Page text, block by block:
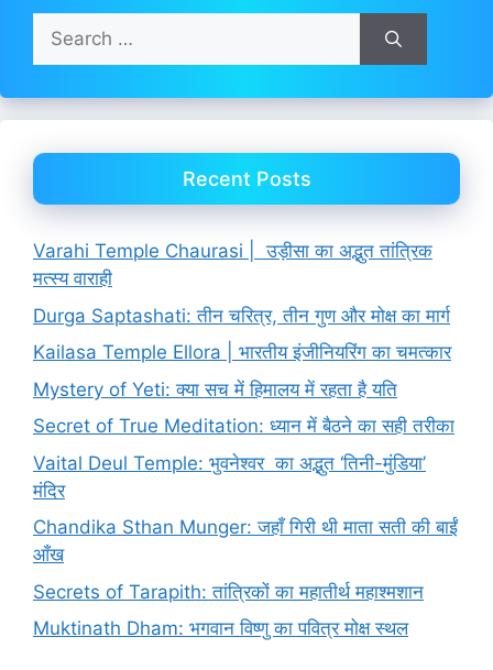
Search
for:
Recent Posts
Varahi Temple Chaurasi | उड़ीसा का अद्भुत तांत्रिक
मत्स्य वाराही
Durga Saptashati: तीन चरित्र, तीन गुण और मोक्ष का मार्ग
Kailasa Temple Ellora | भारतीय इंजीनियरिंग का चमत्कार
Mystery of Yeti: क्या सच में हिमालय में रहता है यति
Secret of True Meditation: ध्यान में बैठने का सही तरीका
Vaital Deul Temple: भुवनेश्वर का अद्भुत ‘तिनी-मुंडिया’
मंदिर
Chandika Sthan Munger: जहाँ गिरी थी माता सती की बाईं
आँख
Secrets of Tarapith: तांत्रिकों का महातीर्थ महाश्मशान
Muktinath Dham: भगवान विष्णु का पवित्र मोक्ष स्थल